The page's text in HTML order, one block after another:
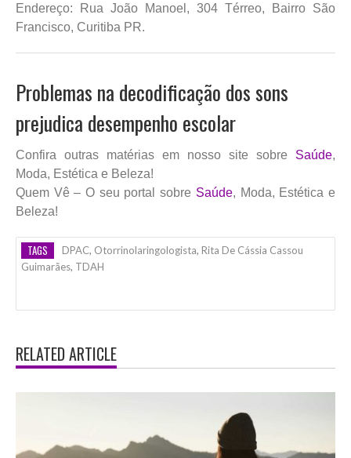
Endereço: Rua João Manoel, 304 Térreo, Bairro São
Francisco, Curitiba PR.
Problemas na decodificação dos sons
prejudica desempenho escolar
Confira outras matérias em nosso site sobre Saúde,
Moda, Estética e Beleza!
Quem Vê – O seu portal sobre Saúde, Moda, Estética e
Beleza!
TAGS DPAC, Otorrinolaringologista, Rita De Cássia Cassou
Guimarães, TDAH
RELATED ARTICLE